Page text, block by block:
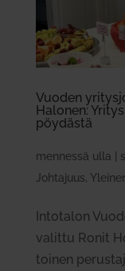
Vuoden
Halonen:
pöy­dästä
mennessä ulla
Johtajuus,
Into­talon
valittu Ronit
toinen